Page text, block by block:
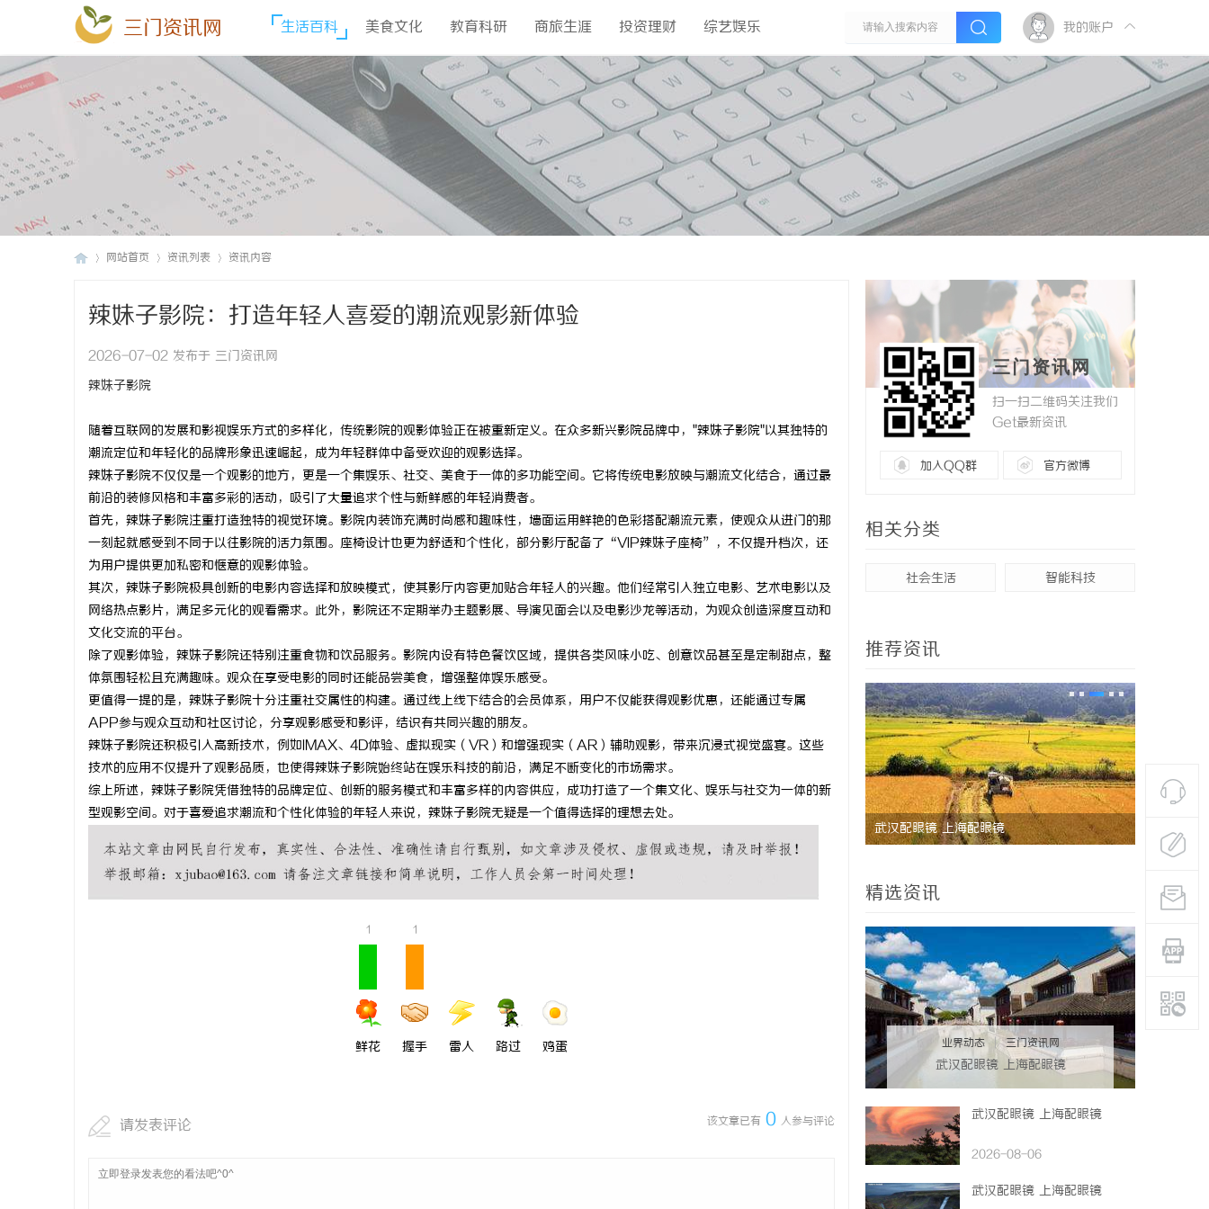
三门资讯网 生活百科 美食文化 教育科研 商旅生涯 投资理财 综艺娱乐 我的账户
网站首页 资讯列表 资讯内容
辣妹子影院：打造年轻人喜爱的潮流观影新体验
2026-07-02 发布于 三门资讯网
辣妹子影院
随着互联网的发展和影视娱乐方式的多样化，传统影院的观影体验正在被重新定义。在众多新兴影院品牌中，"辣妹子影院"以其独特的
潮流定位和年轻化的品牌形象迅速崛起，成为年轻群体中备受欢迎的观影选择。
辣妹子影院不仅仅是一个观影的地方，更是一个集娱乐、社交、美食于一体的多功能空间。它将传统电影放映与潮流文化结合，通过最
前沿的装修风格和丰富多彩的活动，吸引了大量追求个性与新鲜感的年轻消费者。
首先，辣妹子影院注重打造独特的视觉环境。影院内装饰充满时尚感和趣味性，墙面运用鲜艳的色彩搭配潮流元素，使观众从进门的那
一刻起就感受到不同于以往影院的活力氛围。座椅设计也更为舒适和个性化，部分影厅配备了“VIP辣妹子座椅”，不仅提升档次，还
为用户提供更加私密和惬意的观影体验。
其次，辣妹子影院极具创新的电影内容选择和放映模式，使其影厅内容更加贴合年轻人的兴趣。他们经常引入独立电影、艺术电影以及
网络热点影片，满足多元化的观看需求。此外，影院还不定期举办主题影展、导演见面会以及电影沙龙等活动，为观众创造深度互动和
文化交流的平台。
除了观影体验，辣妹子影院还特别注重食物和饮品服务。影院内设有特色餐饮区域，提供各类风味小吃、创意饮品甚至是定制甜点，整
体氛围轻松且充满趣味。观众在享受电影的同时还能品尝美食，增强整体娱乐感受。
更值得一提的是，辣妹子影院十分注重社交属性的构建。通过线上线下结合的会员体系，用户不仅能获得观影优惠，还能通过专属
APP参与观众互动和社区讨论，分享观影感受和影评，结识有共同兴趣的朋友。
辣妹子影院还积极引入高新技术，例如IMAX、4D体验、虚拟现实（VR）和增强现实（AR）辅助观影，带来沉浸式视觉盛宴。这些
技术的应用不仅提升了观影品质，也使得辣妹子影院始终站在娱乐科技的前沿，满足不断变化的市场需求。
综上所述，辣妹子影院凭借独特的品牌定位、创新的服务模式和丰富多样的内容供应，成功打造了一个集文化、娱乐与社交为一体的新
型观影空间。对于喜爱追求潮流和个性化体验的年轻人来说，辣妹子影院无疑是一个值得选择的理想去处。
1
鲜花
1
握手 雷人 路过 鸡蛋
该文章已有 0 人参与评论
请发表评论
三门资讯网
扫一扫二维码关注我们
Get最新资讯
加入QQ群 官方微博
相关分类
社会生活 智能科技
推荐资讯
武汉配眼镜 上海配眼镜 激光焊接系列：高效、精准及环保的制造解决
方案
武汉配眼镜 上海配眼镜 深度解析
与优势
精选资讯
业界动态 | 三门资讯网
武汉配眼镜 上海配眼镜
武汉配眼镜 上海配眼镜
2026-08-06
武汉配眼镜 上海配眼镜